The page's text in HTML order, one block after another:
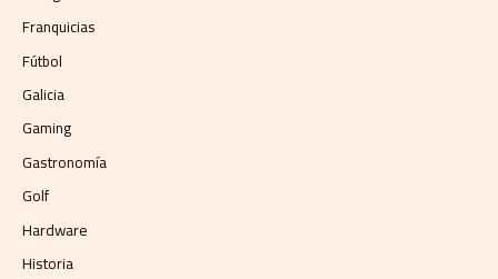
Franquicias
Fútbol
Galicia
Gaming
Gastronomía
Golf
Hardware
Historia